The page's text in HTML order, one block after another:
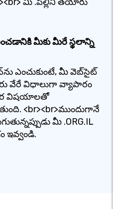
మీకు మీరే స్థలాన్ని
ఎంచుకుంటే, మీ వెబ్‌సైట్
వేరే విధాలుగా వ్యాపారం
విషయాలతో
<br><br>ముందుగానే
మీ .ORG.IL
ఇవ్వండి.